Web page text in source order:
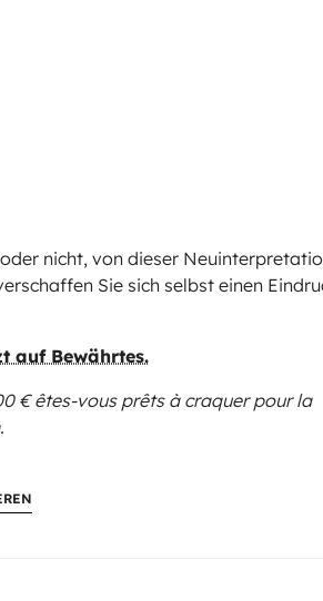
nicht, von dieser
Sie sich selbst einen
auf Bewährtes.
€ êtes-vous prêts à craquer pour la